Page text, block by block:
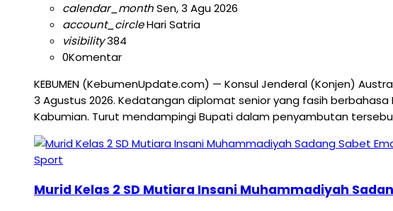
calendar_monthSen, 3 Agu 2026
account_circleHari Satria
visibility384
0Komentar
KEBUMEN (KebumenUpdate.com) — Konsul Jenderal (Konjen)
3 Agustus 2026. Kedatangan diplomat senior yang fasih
Kabumian. Turut mendampingi Bupati dalam penyambutan
Sport
Murid Kelas 2 SD Mutiara Insani Muhammadiyah